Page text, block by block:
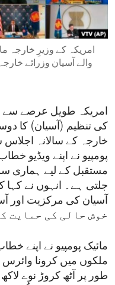
امریکہ کے وزیرِ خارجہ
والے آسیان وزرائے
امریکہ طویل عرصے سے
کی تنظیم (آسیان) کا
خارجہ کے سالانہ اجلاس
پومپیو نے اپنے ویڈیو
مستقبل کے لیے ہماری
جلتی ہے۔ انہوں نے کہا
آسیان کی مرکزیت اور
خوش حالی کی حمایت
مائیک پومپیو نے اپنے
ملکوں میں کرونا وائرس